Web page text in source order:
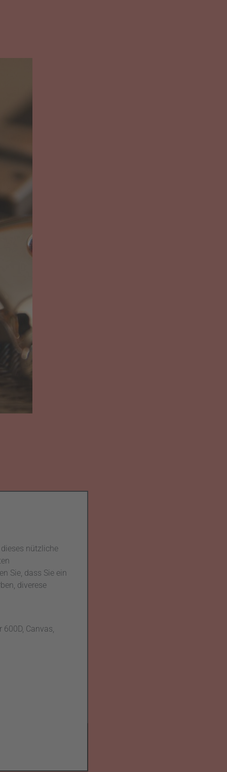
nützliche
Sie, dass Sie ein
diverese
Canvas,